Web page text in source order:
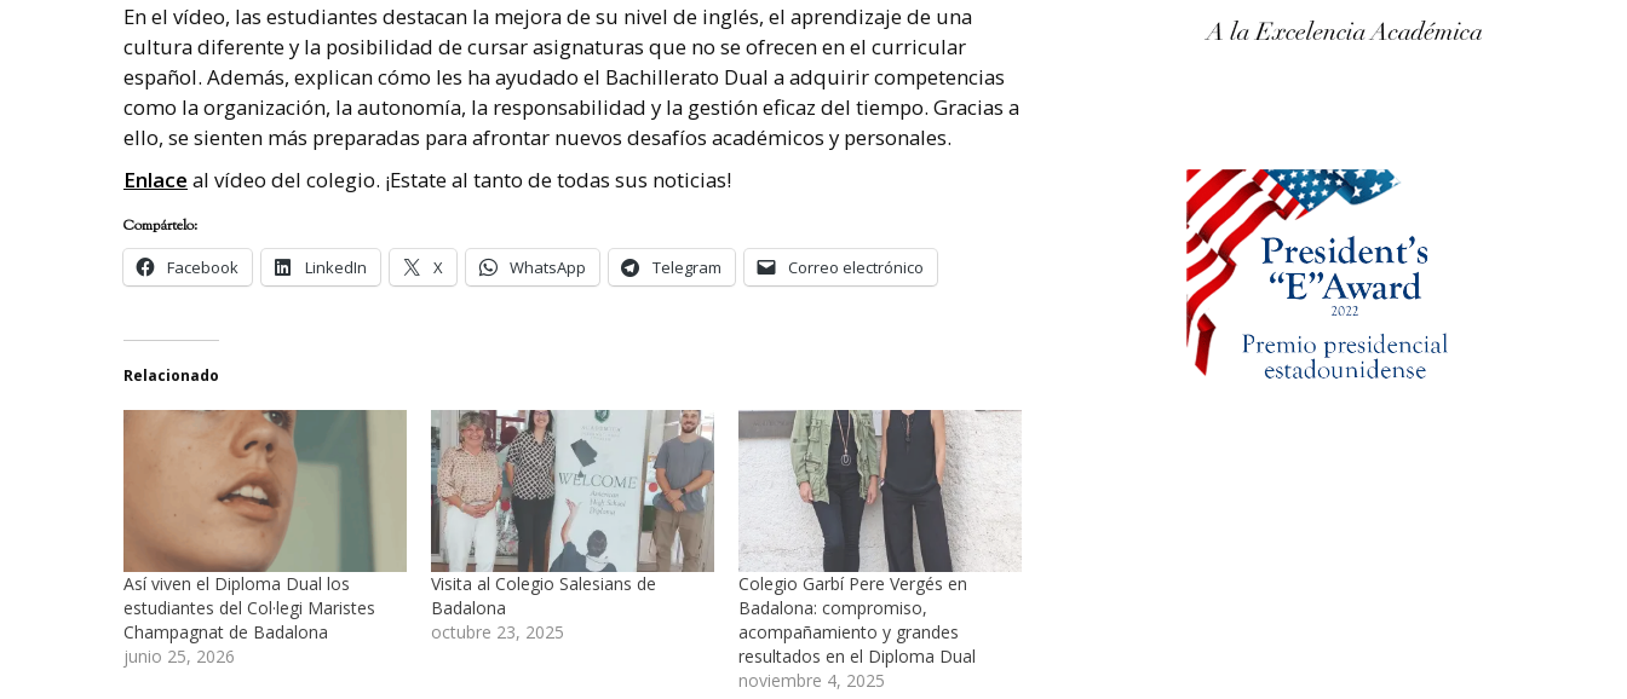
En el vídeo, las estudiantes destacan la mejora de su nivel de inglés, el aprendizaje de una
cultura diferente y la posibilidad de cursar asignaturas que no se ofrecen en el curricular
español. Además, explican cómo les ha ayudado el Bachillerato Dual a adquirir competencias
como la organización, la autonomía, la responsabilidad y la gestión eficaz del tiempo. Gracias a
ello, se sienten más preparadas para afrontar nuevos desafíos académicos y personales.
Enlace al vídeo del colegio. ¡Estate al tanto de todas sus noticias!
Compártelo:
Facebook
LinkedIn X WhatsApp Telegram Correo electrónico
Relacionado
Así viven el Diploma Dual los
estudiantes del Col·legi Maristes
Champagnat de Badalona
junio 25, 2026
Visita al Colegio Salesians de
Badalona
octubre 23, 2025
Colegio Garbí Pere Vergés en
Badalona: compromiso,
acompañamiento y grandes
resultados en el Diploma Dual
noviembre 4, 2025